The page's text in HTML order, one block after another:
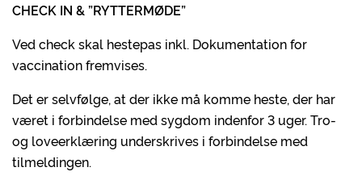
CHECK IN & ”RYTTERMØDE”
Ved check skal hestepas inkl. Dokumentation for
vaccination fremvises.
Det er selvfølge, at der ikke må komme heste, der har
været i forbindelse med sygdom indenfor 3 uger. Tro-
og loveerklæring underskrives i forbindelse med
tilmeldingen.